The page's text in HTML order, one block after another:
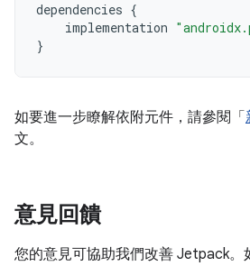
dependencies {
implementation
}
如要進一步瞭解依附元件，請參閱「
文。
意見回饋
您的意見可協助我們改善 Jetpack。